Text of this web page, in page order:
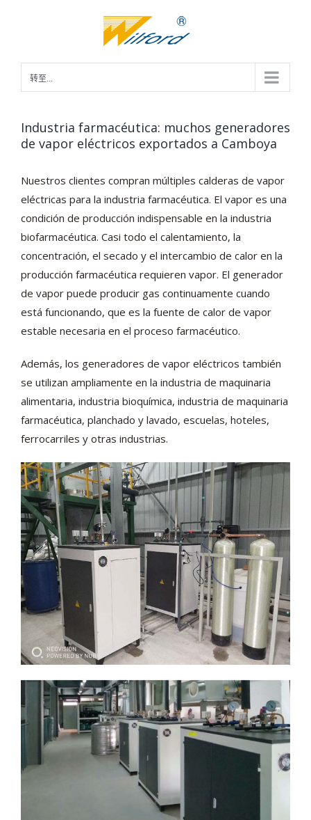
转至...
Industria farmacéutica: muchos generadores
de vapor eléctricos exportados a Camboya
Nuestros clientes compran múltiples calderas de vapor
eléctricas para la industria farmacéutica. El vapor es una
condición de producción indispensable en la industria
biofarmacéutica. Casi todo el calentamiento, la
concentración, el secado y el intercambio de calor en la
producción farmacéutica requieren vapor. El generador
de vapor puede producir gas continuamente cuando
está funcionando, que es la fuente de calor de vapor
estable necesaria en el proceso farmacéutico.
Además, los generadores de vapor eléctricos también
se utilizan ampliamente en la industria de maquinaria
alimentaria, industria bioquímica, industria de maquinaria
farmacéutica, planchado y lavado, escuelas, hoteles,
ferrocarriles y otras industrias.